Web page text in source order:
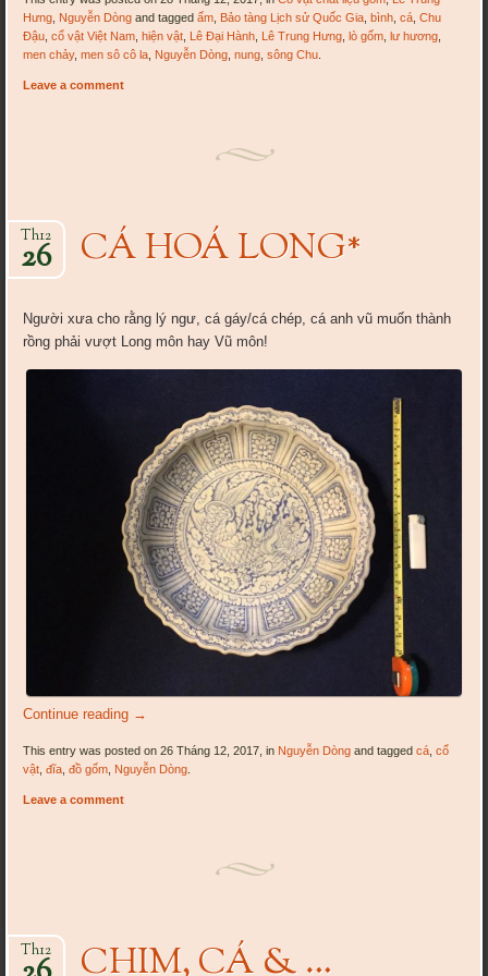
Hưng Nguyễn Dòng and taggedấm Bảo tàng Lịch sử Quốc Gia ,bình ,cá ,Chu
Đậu ,cổ vật Việt Nam ,hiện vật Lê Đại Hành Lê Trung Hưng ,lò gốm ,lư hương
men chảy,men sô cô la Nguyễn Dòng ,nung ,sông Chu
Leave a comment
CÁ HOÁ LONG*
Th12
26
Người xưa cho rằng lý ngư, cá gáy/cá chép, cá anh vũ muốn thành
rồng phải vượt Long môn hay Vũ môn!
Continue reading →
This entry was posted on 26 Tháng 12, 2017, in Nguyễn Dòng and taggedcá ,cổ
vật ,đĩa ,đồ gốm Nguyễn Dòng
Leave a comment
CHIM, CÁ & …
Th12